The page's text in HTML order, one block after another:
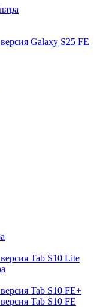
Galaxy S25 FE
Tab S10 Lite
Tab S10 FE+
Tab S10 FE